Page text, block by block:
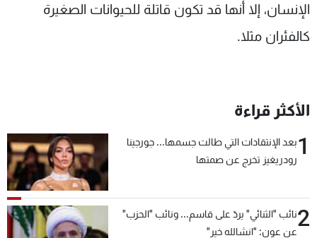
الإنسان، إلا أنها قد تكون قاتلة للحيوانات الصغيرة
كالفئران مثلا.
الأكثر قراءة
1بعد الإنتقادات التي طالت جسمها... جورجينا
رودريغيز تخرج عن صمتها
2نائب "الثنائي" يردّ على قاسم... ونائب "الحزب"
عن عون: "انشالله خير"